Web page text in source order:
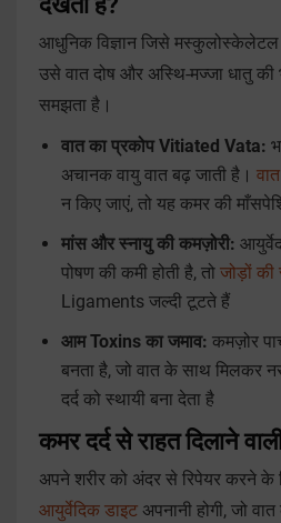
आधुनिक विज्ञान जिसे मस्कुलोस्केलेटल
उसे वात दोष और अस्थि-मज्जा धातु
समझता है।
वात का प्रकोप Vitiated Vata:
अचानक वायु वात बढ़ जाती है।
न किए जाएं, तो यह कमर की
मांस और स्नायु की कमज़ोरी:
पोषण की कमी होती है, तो जोड़ों की
Ligaments जल्दी टूटते हैं
आम Toxins का जमाव: कमज़ोर
बनता है, जो वात के साथ मिलकर
दर्द को स्थायी बना देता है
कमर दर्द से राहत दिलाने
अपने शरीर को अंदर से रिपेयर करने
आयुर्वेदिक डाइट अपनानी होगी, जो